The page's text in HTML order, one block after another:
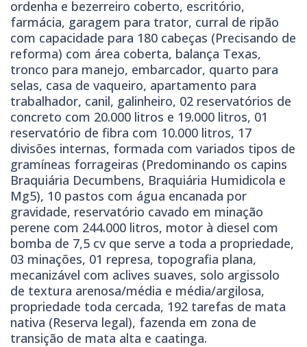
ordenha e bezerreiro coberto, escritório,
farmácia, garagem para trator, curral de ripão
com capacidade para 180 cabeças (Precisando de
reforma) com área coberta, balança Texas,
tronco para manejo, embarcador, quarto para
selas, casa de vaqueiro, apartamento para
trabalhador, canil, galinheiro, 02 reservatórios de
concreto com 20.000 litros e 19.000 litros, 01
reservatório de fibra com 10.000 litros, 17
divisões internas, formada com variados tipos de
gramíneas forrageiras (Predominando os capins
Braquiária Decumbens, Braquiária Humidicola e
Mg5), 10 pastos com água encanada por
gravidade, reservatório cavado em minação
perene com 244.000 litros, motor à diesel com
bomba de 7,5 cv que serve a toda a propriedade,
03 minações, 01 represa, topografia plana,
mecanizável com aclives suaves, solo argissolo
de textura arenosa/média e média/argilosa,
propriedade toda cercada, 192 tarefas de mata
nativa (Reserva legal), fazenda em zona de
transição de mata alta e caatinga.